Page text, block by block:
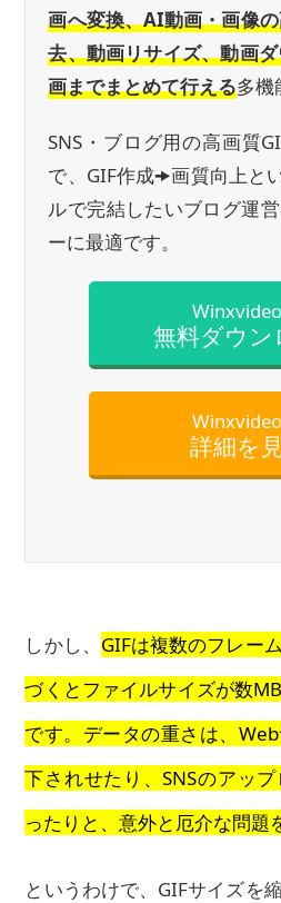
画へ変換、AI動画・画像
去、動画リサイズ、動画
画までまとめて行える多機
SNS・ブログ用の高画質
で、GIF作成🠞画質向上と
ルで完結したいブログ運
ーに最適です。
無料ダウン
詳細を
しかし、 GIFは複数のフレー
づくとファイルサイズが数
です。データの重さは、
下されせたり、SNSのアッ
ったりと、意外と厄介な問題
というわけで、GIFサイズを